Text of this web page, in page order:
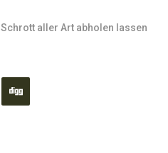
Schrott aller Art abholen lassen